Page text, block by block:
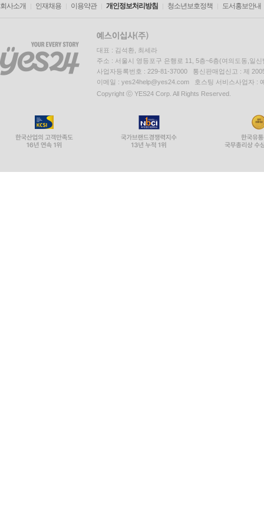
회사소개 인재채용 이용약관 개인정보처리방침 청소년보호정책 도서홍보안내
대표 : 김석환, 최세라
주소 : 서울시 영등포구 은행로 11, 5층~6층(여의도동,일신
사업자등록번호 : 229-81-37000 통신판매업신고 : 제
이메일 : yes24help@yes24.com 호스팅 서비스사업자 :
Copyright ⓒ YES24 Corp. All Rights Reserved.